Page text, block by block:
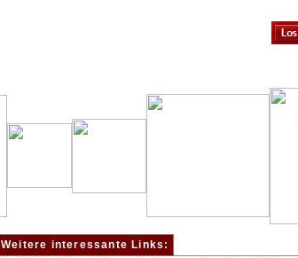
Weitere interessante Links: